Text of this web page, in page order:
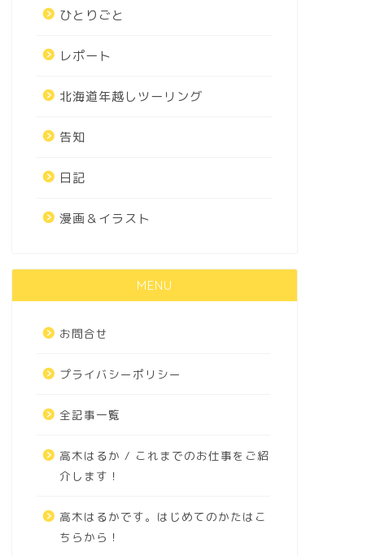
ひとりごと
レポート
北海道年越しツーリング
告知
日記
漫画＆イラスト
MENU
お問合せ
プライバシーポリシー
全記事一覧
高木はるか / これまでのお仕事をご紹
介します！
高木はるかです。はじめてのかたはこ
ちらから！